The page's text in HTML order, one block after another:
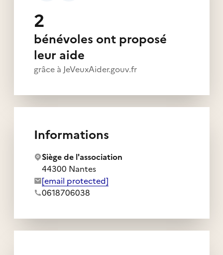
2
bénévoles ont proposé
leur aide
grâce à JeVeuxAider.gouv.fr
Informations
Siège de l'association
44300 Nantes
Adresse e-mail de l'association :
[email protected]
Numéro de téléphone de l'association :
0618706038